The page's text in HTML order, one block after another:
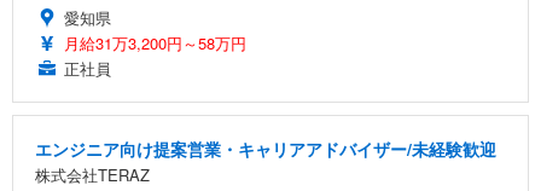
愛知県
月給31万3,200円～58万円
正社員
エンジニア向け提案営業・キャリアアドバイザー/未経験歓迎
株式会社TERAZ